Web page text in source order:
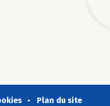
Plan du site